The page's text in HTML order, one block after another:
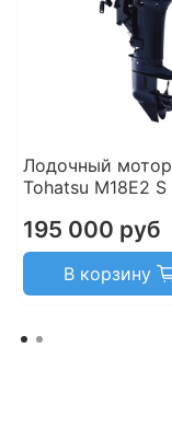
Лодочный мотор
Tohatsu M18E2 S
195 000 руб
В корзину